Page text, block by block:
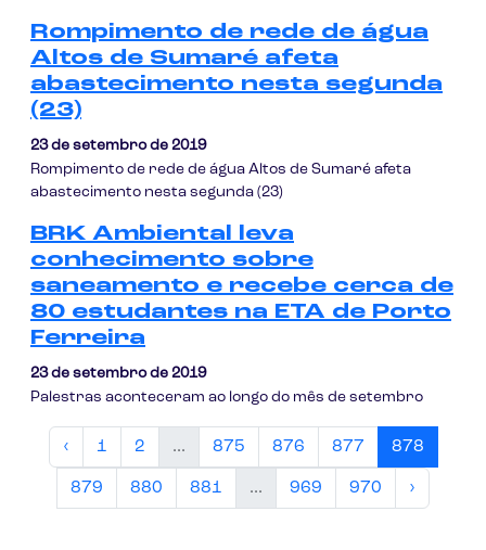
Rompimento de rede de água
Altos de Sumaré afeta
abastecimento nesta segunda
(23)
23 de setembro de 2019
Rompimento de rede de água Altos de Sumaré afeta
abastecimento nesta segunda (23)
BRK Ambiental leva
conhecimento sobre
saneamento e recebe cerca de
80 estudantes na ETA de Porto
Ferreira
23 de setembro de 2019
Palestras aconteceram ao longo do mês de setembro
‹ 1 2 ... 875 876 877 878
879 880 881 ... 969 970 ›